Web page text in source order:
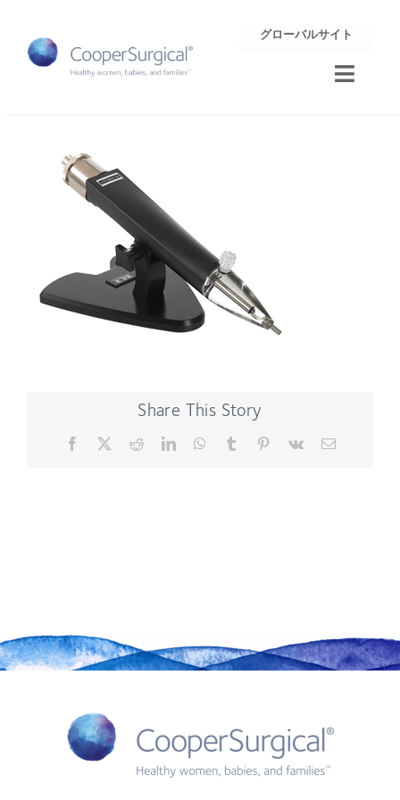
content
グローバルサイト
Toggle
企業情報
お問合せ
Share This Story
Facebook RedditLinkedInWhatsApp
Tumblr Pinterest
Vk Email